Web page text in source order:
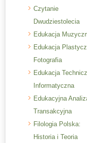
Czytanie
Dwudziestolecia
Edukacja
Edukacja
Fotografia
Edukacja
Informatyczna
Edukacyjna
Transakcyjna
Filologia Polska:
Historia i Teoria